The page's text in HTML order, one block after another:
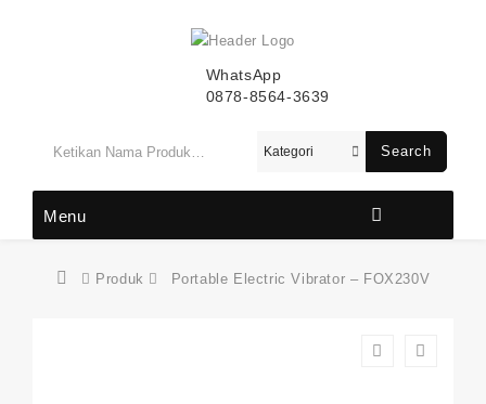
WhatsApp
0878-8564-3639
Search
Menu
Produk Portable Electric Vibrator – FOX230V